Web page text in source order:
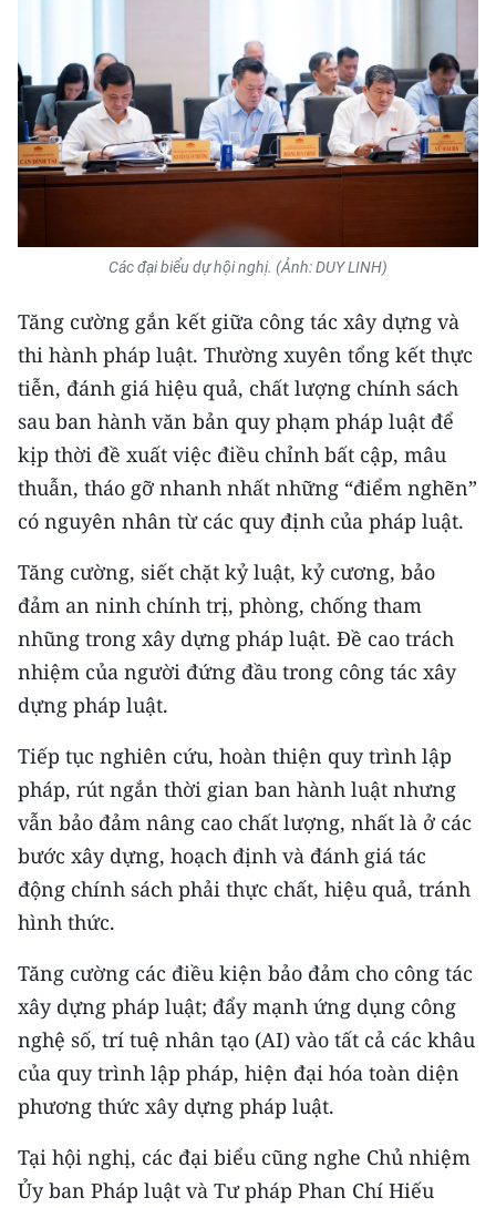
Các đại biểu dự hội nghị. (Ảnh: DUY LINH)
Tăng cường gắn kết giữa công tác xây dựng và
thi hành pháp luật. Thường xuyên tổng kết thực
tiễn, đánh giá hiệu quả, chất lượng chính sách
sau ban hành văn bản quy phạm pháp luật để
kịp thời đề xuất việc điều chỉnh bất cập, mâu
thuẫn, tháo gỡ nhanh nhất những “điểm nghẽn”
có nguyên nhân từ các quy định của pháp luật.
Tăng cường, siết chặt kỷ luật, kỷ cương, bảo
đảm an ninh chính trị, phòng, chống tham
nhũng trong xây dựng pháp luật. Đề cao trách
nhiệm của người đứng đầu trong công tác xây
dựng pháp luật.
Tiếp tục nghiên cứu, hoàn thiện quy trình lập
pháp, rút ngắn thời gian ban hành luật nhưng
vẫn bảo đảm nâng cao chất lượng, nhất là ở các
bước xây dựng, hoạch định và đánh giá tác
động chính sách phải thực chất, hiệu quả, tránh
hình thức.
Tăng cường các điều kiện bảo đảm cho công tác
xây dựng pháp luật; đẩy mạnh ứng dụng công
nghệ số, trí tuệ nhân tạo (AI) vào tất cả các khâu
của quy trình lập pháp, hiện đại hóa toàn diện
phương thức xây dựng pháp luật.
Tại hội nghị, các đại biểu cũng nghe Chủ nhiệm
Ủy ban Pháp luật và Tư pháp Phan Chí Hiếu